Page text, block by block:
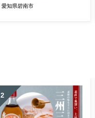
本付き H014-046
愛知県碧南市
2